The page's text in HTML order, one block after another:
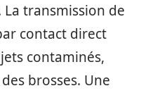
transmission de
contact direct
contaminés,
brosses. Une